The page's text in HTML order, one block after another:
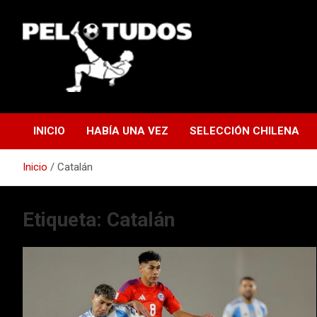
contenido
INICIO HABÍA UNA VEZ SELECCIÓN CHILENA
Inicio Catalán
Etiqueta: Catalán